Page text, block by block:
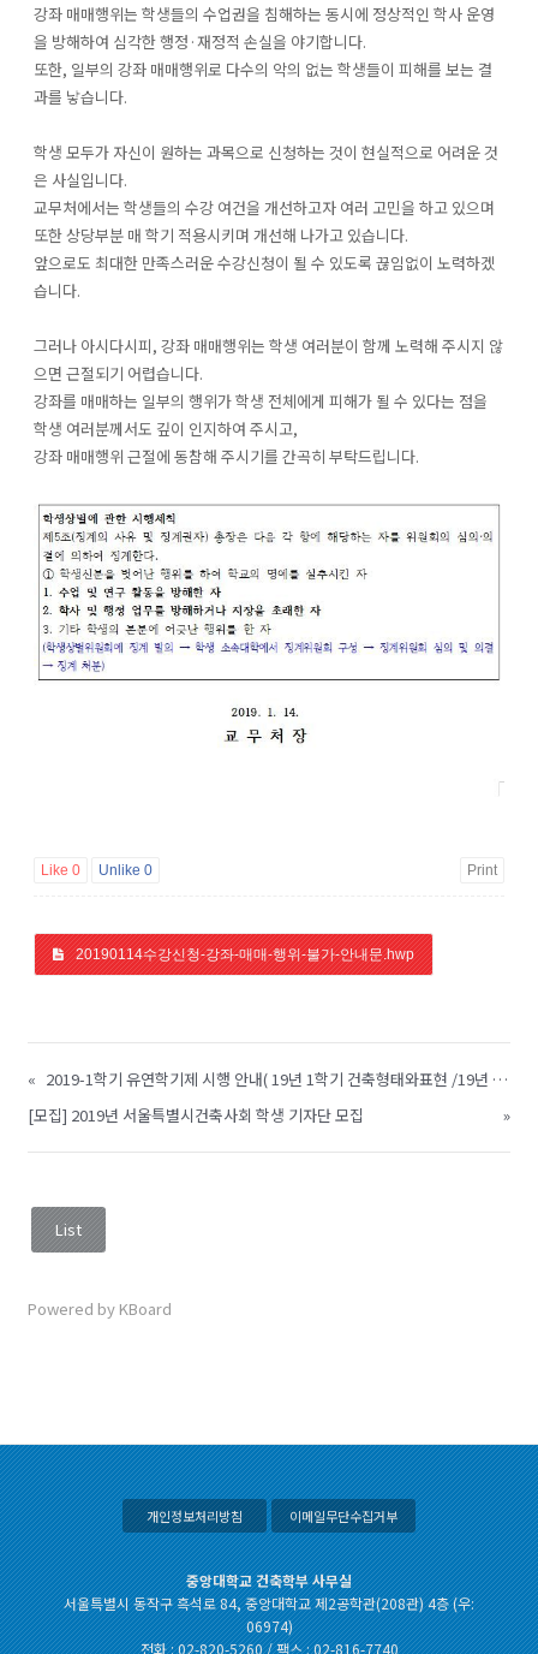
강좌 매매행위는 학생들의 수업권을 침해하는 동시에 정상적인 학사 운영
을 방해하여 심각한 행정·재정적 손실을 야기합니다.
또한, 일부의 강좌 매매행위로 다수의 악의 없는 학생들이 피해를 보는 결
과를 낳습니다.
학생 모두가 자신이 원하는 과목으로 신청하는 것이 현실적으로 어려운 것
은 사실입니다.
교무처에서는 학생들의 수강 여건을 개선하고자 여러 고민을 하고 있으며
또한 상당부분 매 학기 적용시키며 개선해 나가고 있습니다.
앞으로도 최대한 만족스러운 수강신청이 될 수 있도록 끊임없이 노력하겠
습니다.
그러나 아시다시피, 강좌 매매행위는 학생 여러분이 함께 노력해 주시지 않
으면 근절되기 어렵습니다.
강좌를 매매하는 일부의 행위가 학생 전체에게 피해가 될 수 있다는 점을
학생 여러분께서도 깊이 인지하여 주시고,
강좌 매매행위 근절에 동참해 주시기를 간곡히 부탁드립니다.
Like 0 Unlike 0 Print
20190114수강신청-강좌-매매-행위-불가-안내문.hwp
«
2019-1학기 유연학기제 시행 안내( 19년 1학기 건축형태와표현 /19년 2학기 도시공간론 )
[모집] 2019년 서울특별시건축사회 학생 기자단 모집
»
List
Powered by KBoard
개인정보처리방침 이메일무단수집거부
중앙대학교 건축학부 사무실
서울특별시 동작구 흑석로 84, 중앙대학교 제2공학관(208관) 4층 (우:
06974)
전화 : 02-820-5260 / 팩스 : 02-816-7740